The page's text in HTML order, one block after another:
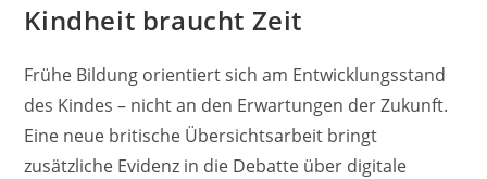
Kindheit braucht Zeit
Frühe Bildung orientiert sich am Entwicklungsstand
des Kindes – nicht an den Erwartungen der Zukunft.
Eine neue britische Übersichtsarbeit bringt
zusätzliche Evidenz in die Debatte über digitale